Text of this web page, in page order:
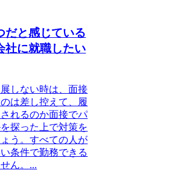
だと感じている
社に就職したい
しない時は、面接
は差し控えて、履
れるのか面接でパ
探った上で対策を
う。すべての人が
条件で勤務できる
ん。...